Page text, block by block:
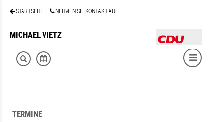
STARTSEITE NEHMEN SIE KONTAKT AUF
MICHAEL VIETZ
TERMINE